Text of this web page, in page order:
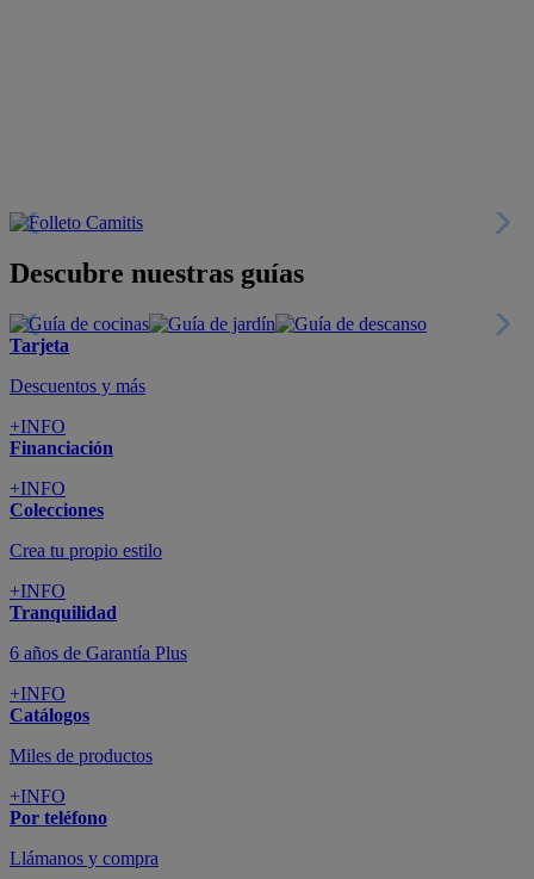
Descubre nuestras guías
Tarjeta
Descuentos y más
+INFO
Financiación
+INFO
Colecciones
Crea tu propio estilo
+INFO
Tranquilidad
6 años de Garantía Plus
+INFO
Catálogos
Miles de productos
+INFO
Por teléfono
Llámanos y compra